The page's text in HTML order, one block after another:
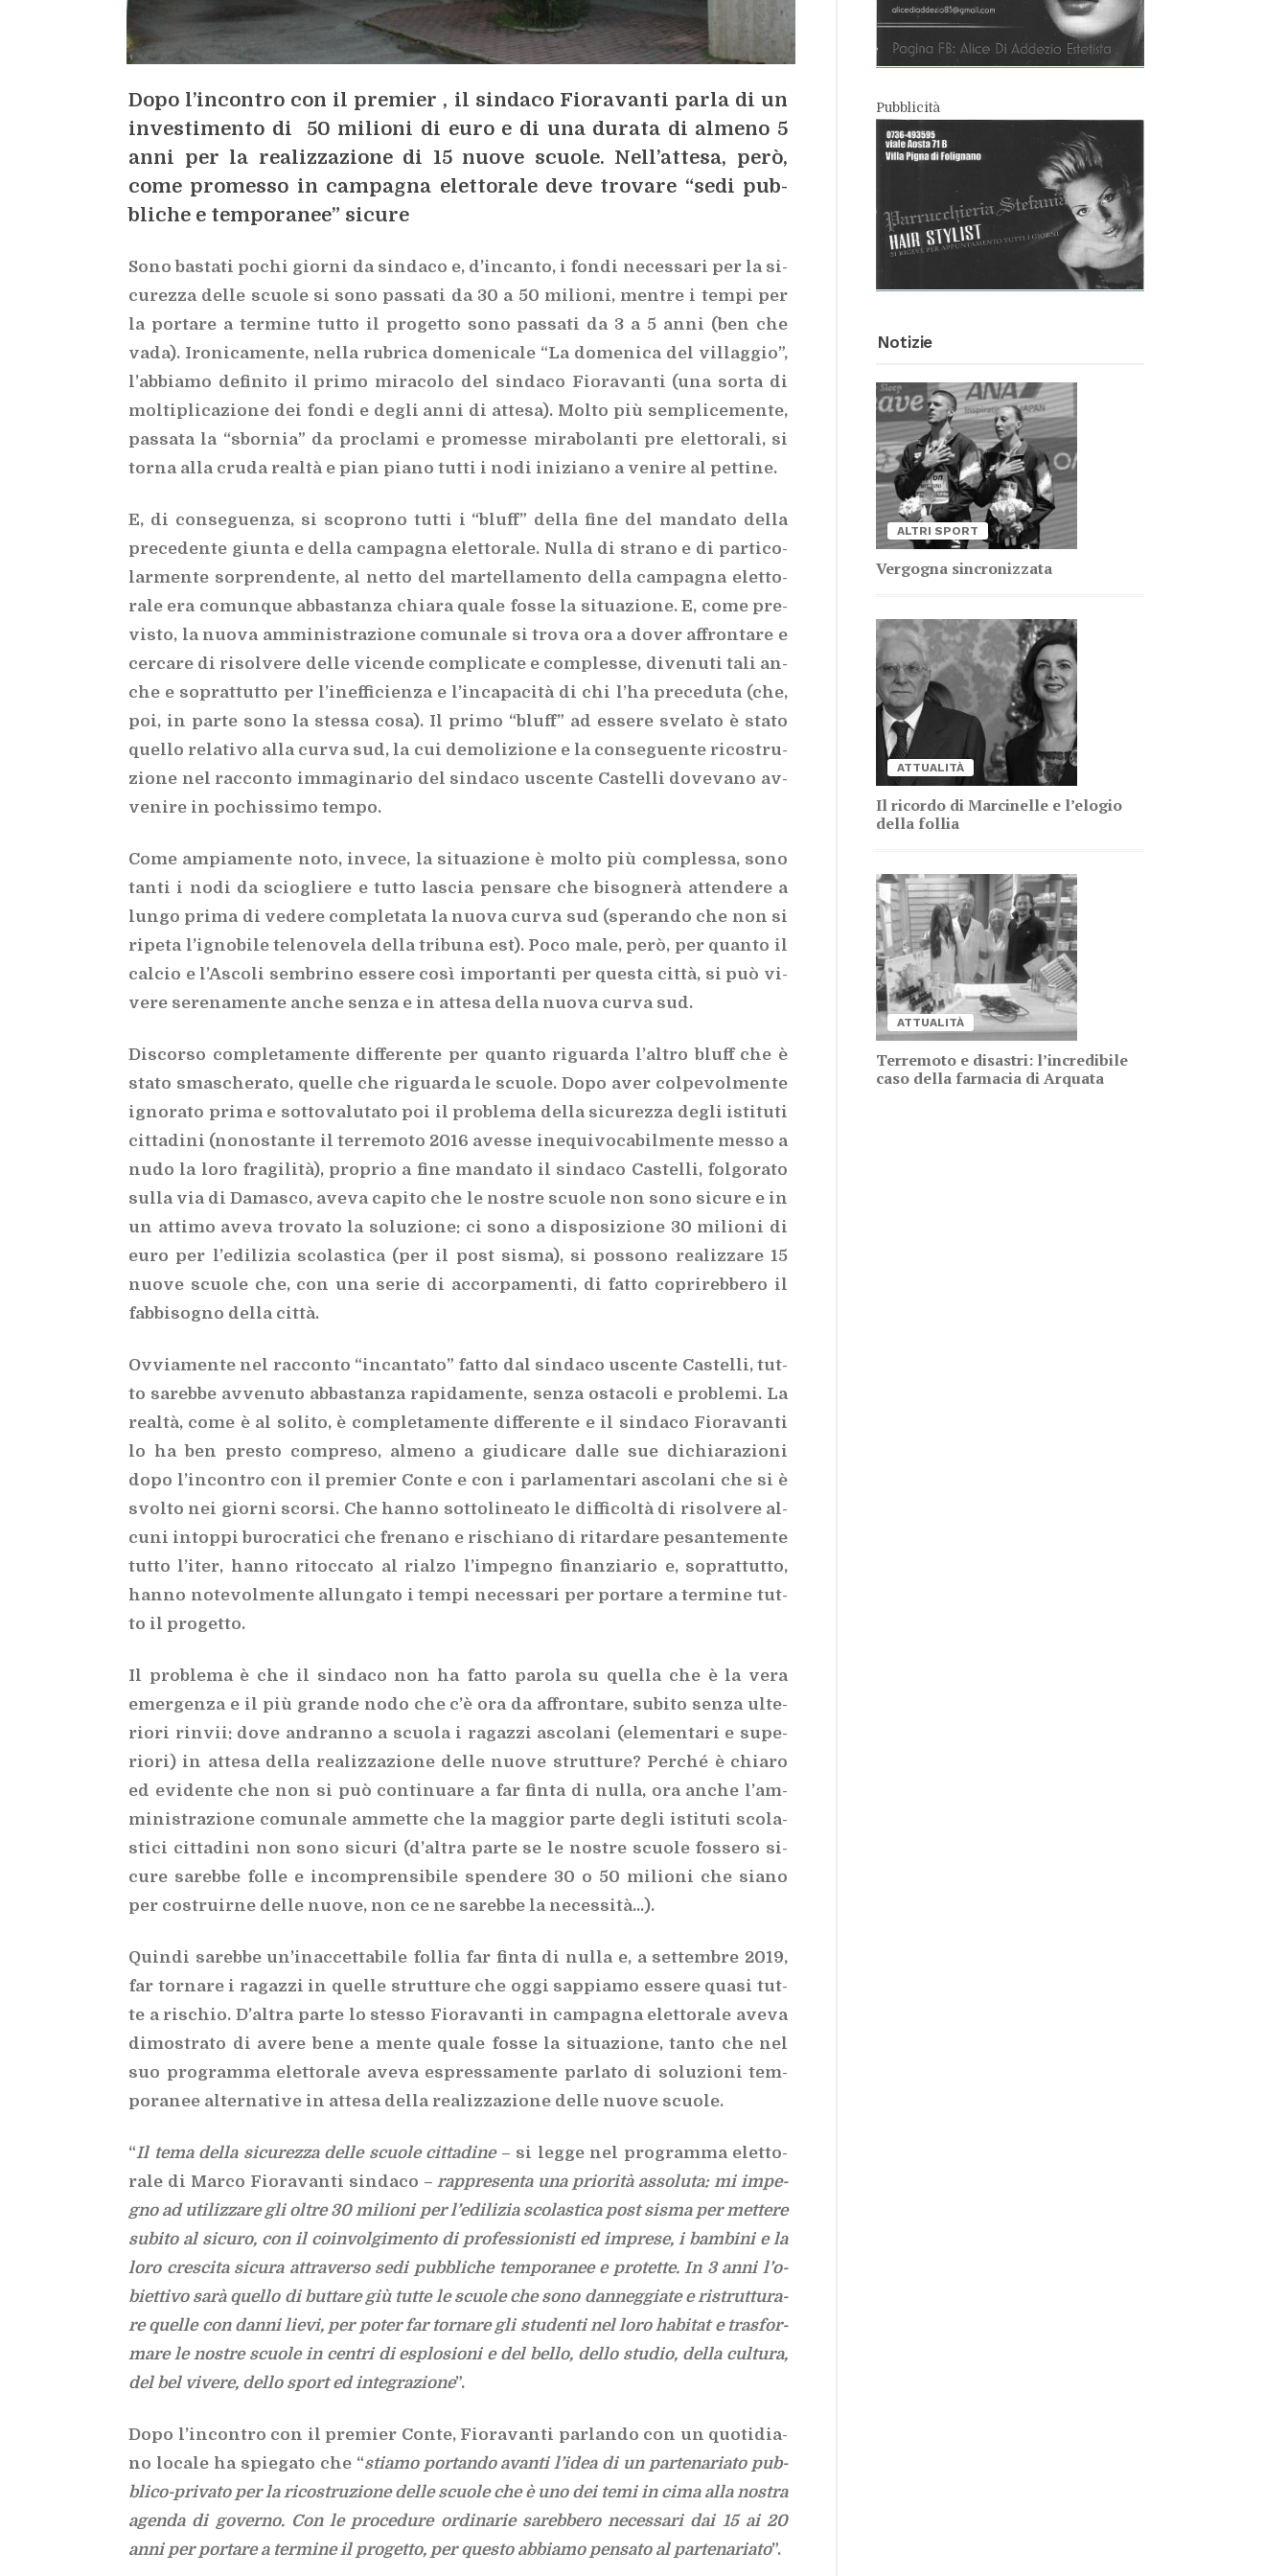
Dopo l’in­con­tro con il pre­mier , il sin­da­co Fio­ra­van­ti par­la di un
in­ve­sti­men­to di 50 mi­lio­ni di euro e di una du­ra­ta di al­me­no 5
anni per la rea­liz­za­zio­ne di 15 nuo­ve scuo­le. Nel­l’at­te­sa, però,
come pro­mes­so in cam­pa­gna elet­to­ra­le deve tro­va­re “sedi pub­
bli­che e tem­po­ra­nee” si­cu­re
Sono ba­sta­ti po­chi gior­ni da sin­da­co e, d’in­can­to, i fon­di ne­ces­sa­ri per la si­
cu­rez­za del­le scuo­le si sono pas­sa­ti da 30 a 50 mi­lio­ni, men­tre i tem­pi per
la por­ta­re ater­mi­ne tut­to il pro­get­to sono pas­sa­ti da 3 a 5 anni (ben che
vada). Iro­ni­ca­men­te, nel­la ru­bri­ca do­me­ni­ca­le “La do­me­ni­ca del vil­lag­gio”,
l’ab­bia­mo de­fi­ni­to il pri­mo mi­ra­co­lo del sin­da­co Fio­ra­van­ti (una sor­ta di
mol­ti­pli­ca­zio­ne dei fon­di e de­gli anni di at­te­sa). Mol­to più sem­pli­ce­men­te,
pas­sa­ta la “sbor­nia” da pro­cla­mi e pro­mes­se mi­ra­bo­lan­ti pre elet­to­ra­li, si
tor­na alla cru­da real­tà e pian pia­no tut­ti i nodi ini­zia­no a ve­ni­re al pet­ti­ne.
E, di con­se­guen­za, si sco­pro­no tut­ti i “bluff” del­la fine del man­da­to del­la
pre­ce­den­te giun­ta e del­la cam­pa­gna elet­to­ra­le. Nul­la di stra­no e di par­ti­co­
lar­men­te sor­pren­den­te, al net­to del mar­tel­la­men­to del­la cam­pa­gna elet­to­
ra­le era co­mun­que ab­ba­stan­za chia­ra qua­le fos­se la si­tua­zio­ne. E, come pre­
vi­sto, la nuo­va am­mi­ni­stra­zio­ne co­mu­na­le si tro­va ora a do­ver af­fron­ta­re e
cer­ca­re di ri­sol­ve­re del­le vi­cen­de com­pli­ca­te e com­ples­se, di­ve­nu­ti tali an­
che e so­prat­tut­to per l’i­nef­fi­cien­za e l’in­ca­pa­ci­tà di chi l’ha pre­ce­du­ta (che,
poi, in par­te sono la stes­sa cosa). Il pri­mo “bluff” ad es­se­re sve­la­to è sta­to
quel­lo re­la­ti­vo alla cur­va sud, la cui de­mo­li­zio­ne e la con­se­guen­te ri­co­stru­
zio­ne nel rac­con­to im­ma­gi­na­rio del sin­da­co uscen­te Ca­stel­li do­ve­va­no av­
ve­ni­re in po­chis­si­mo tem­po.
Come am­pia­men­te noto, in­ve­ce, la si­tua­zio­ne è mol­to più com­ples­sa, sono
tan­ti i nodi da scio­glie­re e tut­to la­scia pen­sa­re che bi­so­gne­rà at­ten­de­re a
lun­go pri­ma di ve­de­re com­ple­ta­ta la nuo­va cur­va sud (spe­ran­do che non si
ri­pe­ta l’i­gno­bi­le te­le­no­ve­la del­la tri­bu­na est). Poco male, però, per quan­to il
cal­cio e l’A­sco­li sem­bri­no es­se­re così im­por­tan­ti per que­sta cit­tà, si può vi­
ve­re se­re­na­men­te an­che sen­za e in at­te­sa del­la nuo­va cur­va sud.
Di­scor­so com­ple­ta­men­te dif­fe­ren­te per quan­to ri­guar­da l’al­tro bluff che è
sta­to sma­sche­ra­to, quel­le che ri­guar­da le scuo­le. Dopo aver col­pe­vol­men­te
igno­ra­to pri­ma e sot­to­va­lu­ta­to poi il pro­ble­ma del­la si­cu­rez­za de­gli isti­tu­ti
cit­ta­di­ni (no­no­stan­te il ter­re­mo­to 2016 aves­se ine­qui­vo­ca­bil­men­te mes­so a
nudo la loro fra­gi­li­tà), pro­prio a fine man­da­to il sin­da­co Ca­stel­li, fol­go­ra­to
sul­la via di Da­ma­sco, ave­va ca­pi­to che le no­stre scuo­le non sono si­cu­re e in
un at­ti­mo ave­va tro­va­to la so­lu­zio­ne: ci sono a di­spo­si­zio­ne 30 mi­lio­ni di
euro per l’e­di­li­zia sco­la­sti­ca (per il post si­sma), si pos­so­no rea­liz­za­re 15
nuo­ve scuo­le che, con una se­rie di ac­cor­pa­men­ti, di fat­to co­pri­reb­be­ro il
fab­bi­so­gno del­la cit­tà.
Ov­via­men­te nel rac­con­to “in­can­ta­to” fat­to dal sin­da­co uscen­te Ca­stel­li, tut­
to sa­reb­be av­ve­nu­to ab­ba­stan­za ra­pi­da­men­te, sen­za osta­co­li e pro­ble­mi. La
real­tà, come è al so­li­to, è com­ple­ta­men­te dif­fe­ren­te e il sin­da­co Fio­ra­van­ti
lo ha ben pre­sto com­pre­so, al­me­no a giu­di­ca­re dal­le sue di­chia­ra­zio­ni
dopo l’in­con­tro con il pre­mier Con­te e con i par­la­men­ta­ri asco­la­ni che si è
svol­to nei gior­ni scor­si. Che han­no sot­to­li­nea­to le dif­fi­col­tà di ri­sol­ve­re al­
cu­ni in­top­pi bu­ro­cra­ti­ci che fre­na­no e ri­schia­no di ri­tar­da­re pe­san­te­men­te
tut­to l’i­ter, han­no ri­toc­ca­to al rial­zo l’im­pe­gno fi­nan­zia­rio e, so­prat­tut­to,
han­no no­te­vol­men­te al­lun­ga­to i tem­pi ne­ces­sa­ri per por­ta­re a ter­mi­ne tut­
to il pro­get­to.
Il pro­ble­ma è che il sin­da­co non ha fat­to pa­ro­la su quel­la che è la vera
emer­gen­za e il più gran­de nodo che c’è ora da af­fron­ta­re, su­bi­to sen­za ul­te­
rio­ri rin­vii: dove an­dran­no a scuo­la i ra­gaz­zi asco­la­ni (ele­men­ta­ri e su­pe­
rio­ri) in at­te­sa del­la rea­liz­za­zio­ne del­le nuo­ve strut­tu­re? Per­ché è chia­ro
ed evi­den­te che non si può con­ti­nua­re a far fin­ta di nul­la, ora an­che l’am­
mi­ni­stra­zio­ne co­mu­na­le am­met­te che la mag­gior par­te de­gli isti­tu­ti sco­la­
sti­ci cit­ta­di­ni non sono si­cu­ri (d’al­tra par­te se le no­stre scuo­le fos­se­ro si­
cu­re sa­reb­be fol­le e in­com­pren­si­bi­le spen­de­re 30 o 50 mi­lio­ni che sia­no
per co­struir­ne del­le nuo­ve, non ce ne sa­reb­be la ne­ces­si­tà…).
Quin­di sa­reb­be un’i­nac­cet­ta­bi­le fol­lia far fin­ta di nul­la e, a set­tem­bre 2019,
far tor­na­re i ra­gaz­zi in quel­le strut­tu­re che oggi sap­pia­mo es­se­re qua­si tut­
te a ri­schio. D’al­tra par­te lo stes­so Fio­ra­van­ti in cam­pa­gna elet­to­ra­le ave­va
di­mo­stra­to di ave­re bene a men­te qua­le fos­se la si­tua­zio­ne, tan­to che nel
suo pro­gram­ma elet­to­ra­le ave­va espres­sa­men­te par­la­to di so­lu­zio­ni tem­
po­ra­nee al­ter­na­ti­ve in at­te­sa del­la rea­liz­za­zio­ne del­le nuo­ve scuo­le.
“Il tema del­la si­cu­rez­za del­le scuo­le cit­ta­di­ne– si leg­ge nel pro­gram­ma elet­to­
ra­le di Mar­co Fio­ra­van­ti sin­da­co –rap­pre­sen­ta una prio­ri­tà as­so­lu­ta: mi im­pe­
gno ad uti­liz­za­re gli ol­tre 30 mi­lio­ni per l’e­di­li­zia sco­la­sti­ca post si­sma per met­te­re
su­bi­to al si­cu­ro, con il coin­vol­gi­men­to di pro­fes­sio­ni­sti ed im­pre­se, i bam­bi­ni e la
loro cre­sci­ta si­cu­ra at­tra­ver­so sedi pub­bli­che tem­po­ra­nee e pro­tet­te. In 3 anni l’o­
biet­ti­vo sarà quel­lo di but­ta­re giù tut­te le scuo­le che sono dan­neg­gia­te e ri­strut­tu­ra­
re quel­le con dan­ni lie­vi, per po­ter far tor­na­re gli stu­den­ti nel loro ha­bi­tat e tra­sfor­
ma­re le no­stre scuo­le in cen­tri di esplo­sio­ni e del bel­lo, del­lo stu­dio, del­la cul­tu­ra,
del bel vi­ve­re, del­lo sport ed in­te­gra­zio­ne”.
Dopo l’in­con­tro con il pre­mier Con­te, Fio­ra­van­ti par­lan­do con un quo­ti­dia­
no lo­ca­le ha spie­ga­to che “stia­mo por­tan­do avan­ti l’i­dea di un par­te­na­ria­to pub­
bli­co-pri­va­to per la ri­co­stru­zio­ne del­le scuo­le che è uno dei temi in cima alla no­stra
agen­da di go­ver­no. Con le pro­ce­du­re or­di­na­rie sa­reb­be­ro ne­ces­sa­ri dai 15 ai 20
anni per por­ta­re a ter­mi­ne il pro­get­to, per que­sto ab­bia­mo pen­sa­to al par­te­na­ria­to”.
Pub­bli­ci­tà
No­ti­zie
AL­TRI SPORT
Ver­go­gna sin­cro­niz­za­ta
AT­TUA­LI­TÀ
Il ri­cor­do di Mar­ci­nel­le e l’e­lo­gio
del­la fol­lia
AT­TUA­LI­TÀ
Ter­re­mo­to e di­sa­stri: l’in­cre­di­bi­le
caso del­la far­ma­cia di Ar­qua­ta